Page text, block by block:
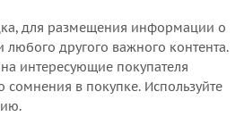
для размещения информации о
любого другого важного контента.
интересующие покупателя
сомнения в покупке. Используйте